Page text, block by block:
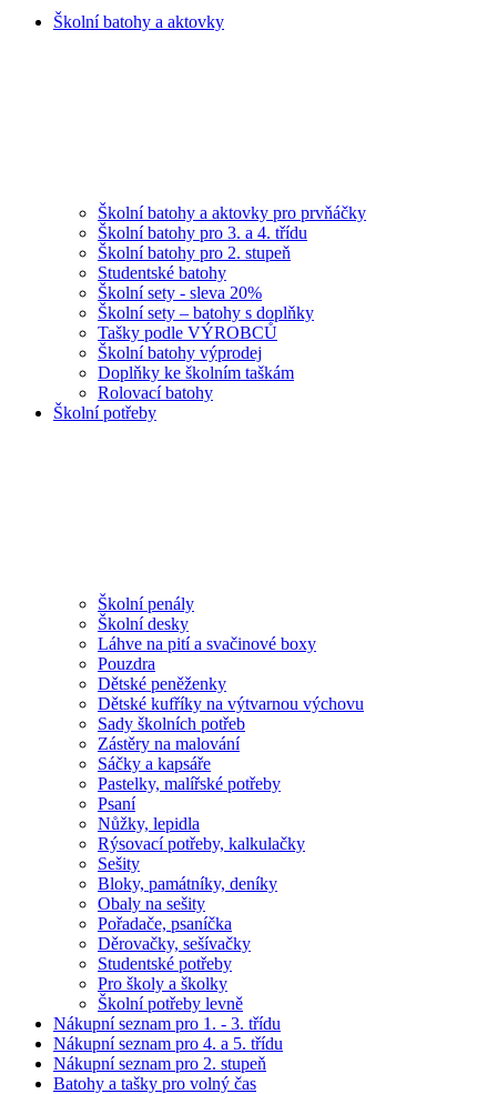
Školní batohy a aktovky
Školní batohy a aktovky pro prvňáčky
Školní batohy pro 3. a 4. třídu
Školní batohy pro 2. stupeň
Studentské batohy
Školní sety - sleva 20%
Školní sety – batohy s doplňky
Tašky podle VÝROBCŮ
Školní batohy výprodej
Doplňky ke školním taškám
Rolovací batohy
Školní potřeby
Školní penály
Školní desky
Láhve na pití a svačinové boxy
Pouzdra
Dětské peněženky
Dětské kufříky na výtvarnou výchovu
Sady školních potřeb
Zástěry na malování
Sáčky a kapsáře
Pastelky, malířské potřeby
Psaní
Nůžky, lepidla
Rýsovací potřeby, kalkulačky
Sešity
Bloky, památníky, deníky
Obaly na sešity
Pořadače, psaníčka
Děrovačky, sešívačky
Studentské potřeby
Pro školy a školky
Školní potřeby levně
Nákupní seznam pro 1. - 3. třídu
Nákupní seznam pro 4. a 5. třídu
Nákupní seznam pro 2. stupeň
Batohy a tašky pro volný čas